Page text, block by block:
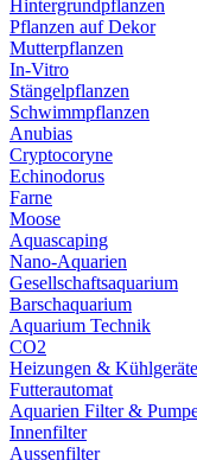
Hintergrundpflanzen
Pflanzen auf Dekor
Mutterpflanzen
In-Vitro
Stängelpflanzen
Schwimmpflanzen
Anubias
Cryptocoryne
Echinodorus
Farne
Moose
Aquascaping
Nano-Aquarien
Gesellschaftsaquarium
Barschaquarium
Aquarium Technik
CO2
Heizungen & Kühlgeräte
Futterautomat
Aquarien Filter &
Innenfilter
Aussenfilter